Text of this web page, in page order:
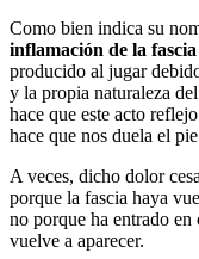
Como bien indica su
inflamación de la
producido al jugar
y la propia naturaleza
hace que este acto
hace que nos duela el
A veces, dicho dolor
porque la fascia haya
no porque ha entrado
vuelve a aparecer.